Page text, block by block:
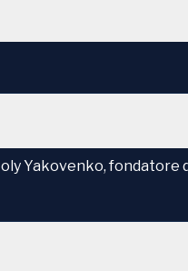
Yakovenko, fondatore